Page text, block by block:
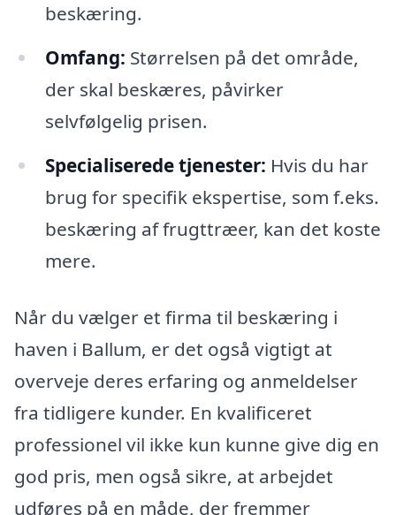
beskæring.
Omfang: Størrelsen på det område,
der skal beskæres, påvirker
selvfølgelig prisen.
Specialiserede tjenester: Hvis du har
brug for specifik ekspertise, som f.eks.
beskæring af frugttræer, kan det koste
mere.
Når du vælger et firma til beskæring i
haven i Ballum, er det også vigtigt at
overveje deres erfaring og anmeldelser
fra tidligere kunder. En kvalificeret
professionel vil ikke kun kunne give dig en
god pris, men også sikre, at arbejdet
udføres på en måde, der fremmer